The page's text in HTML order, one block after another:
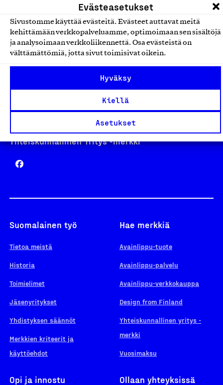
Evästeasetukset
Sivustomme käyttää evästeitä. Evästeet auttavat meitä
kehittämään verkkopalveluamme, optimoimaan sen sisältöjä
ja analysoimaan verkkoliikennettä. Osa evästeistä on
välttämättömiä, jotta sivut toimisivat oikein.
Hyväksy
Kiellä
Asetukset
Avainlippu
Design From Finland
Yhteiskunnallinen Yritys -merkki
Suomalainen työ
Tietoa meistä
Historia
Toimielimet
Jäsenyritykset
Yhdistyksen säännöt
Merkkien kriteerit ja
käyttöehdot
Hae merkkiä
Avainlippu-tuote
Avainlippu-palvelu
Avainlippu-verkkokauppa
Design from Finland
Yhteiskunnallinen yritys -
merkki
Vuosimaksu
Opi ja innostu Ollaan yhteyksissä